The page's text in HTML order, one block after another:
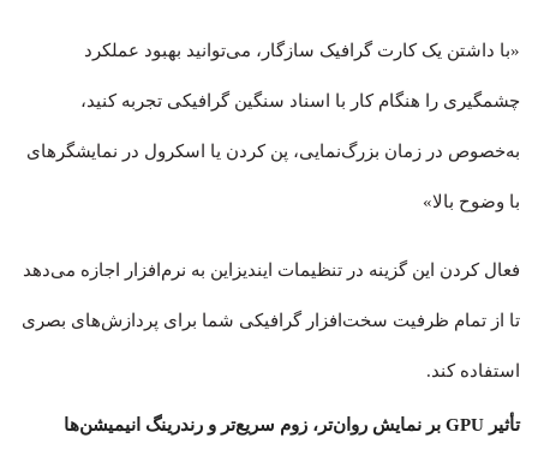
«با داشتن یک کارت گرافیک سازگار، می‌توانید بهبود عملکرد
چشمگیری را هنگام کار با اسناد سنگین گرافیکی تجربه کنید،
به‌خصوص در زمان بزرگ‌نمایی، پن کردن یا اسکرول در نمایشگرهای
با وضوح بالا»
فعال کردن این گزینه در تنظیمات ایندیزاین به نرم‌افزار اجازه می‌دهد
تا از تمام ظرفیت سخت‌افزار گرافیکی شما برای پردازش‌های بصری
استفاده کند.
تأثیر GPU بر نمایش روان‌تر، زوم سریع‌تر و رندرینگ انیمیشن‌ها